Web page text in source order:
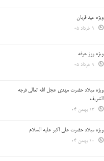
ویژه عید قربان
ویژه روز عرفه
ویژه میلاد حضرت مهدی عجل الله تعالی فرجه
الشريف
ویژه میلاد حضرت علی اکبر علیه السلام